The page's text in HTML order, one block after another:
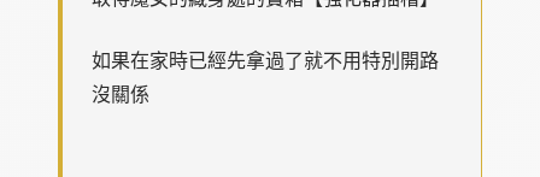
如果在家時已經先拿過了就不用特別開路
沒關係